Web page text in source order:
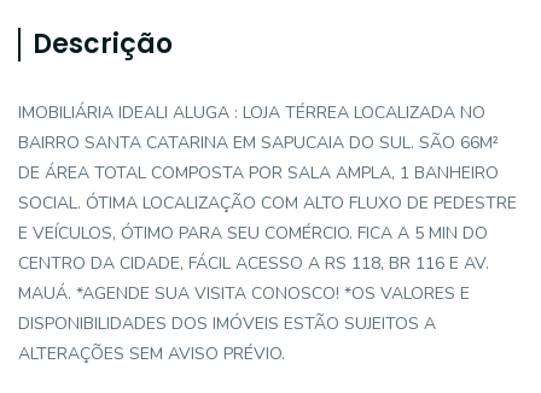
Descrição
IMOBILIÁRIA IDEALI ALUGA : LOJA TÉRREA LOCALIZADA NO
BAIRRO SANTA CATARINA EM SAPUCAIA DO SUL. SÃO 66M²
DE ÁREA TOTAL COMPOSTA POR SALA AMPLA, 1 BANHEIRO
SOCIAL. ÓTIMA LOCALIZAÇÃO COM ALTO FLUXO DE PEDESTRE
E VEÍCULOS, ÓTIMO PARA SEU COMÉRCIO. FICA A 5 MIN DO
CENTRO DA CIDADE, FÁCIL ACESSO A RS 118, BR 116 E AV.
MAUÁ. *AGENDE SUA VISITA CONOSCO! *OS VALORES E
DISPONIBILIDADES DOS IMÓVEIS ESTÃO SUJEITOS A
ALTERAÇÕES SEM AVISO PRÉVIO.